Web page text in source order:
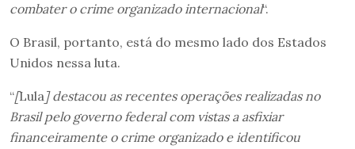
combater o crime organizado internacional“.
O Brasil, portanto, está do mesmo lado dos Estados
Unidos nessa luta.
“[Lula] destacou as recentes operações realizadas no
Brasil pelo governo federal com vistas a asfixiar
financeiramente o crime organizado e identificou